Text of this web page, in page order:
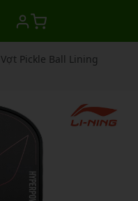
Vợt Pickle Ball Lining